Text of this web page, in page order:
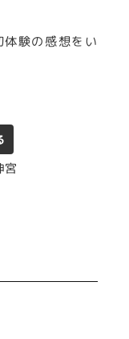
験の感想をい
宮